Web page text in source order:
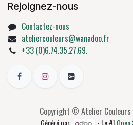
Rejoignez-nous
Contactez-nous
ateliercouleurs@wanadoo.fr
+33 (0)6.74.35.27.69.
Copyright © Atelier Couleurs
Généré par
- Le #1 Open